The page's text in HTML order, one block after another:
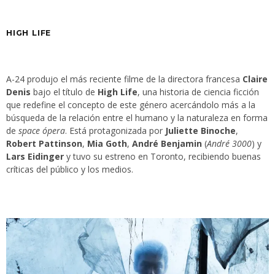
HIGH LIFE
A-24 produjo el más reciente filme de la directora francesa Claire
Denis bajo el título de High Life, una historia de ciencia ficción
que redefine el concepto de este género acercándolo más a la
búsqueda de la relación entre el humano y la naturaleza en forma
de space ópera. Está protagonizada por Juliette Binoche,
Robert Pattinson, Mia Goth, André Benjamin (André 3000) y
Lars Eidinger y tuvo su estreno en Toronto, recibiendo buenas
críticas del público y los medios.